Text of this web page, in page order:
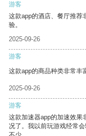
游客
这款app的酒店、餐厅推荐
验。
2025-09-26
游客
这款app的商品种类非常丰
2025-09-26
游客
这款加速器app的加速效果
况了。我以前玩游戏经常